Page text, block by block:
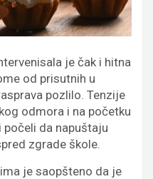
je čak i hitna
od prisutnih u
pozlilo. Tenzije
odmora i na početku
da napuštaju
zgrade škole.
je saopšteno da je